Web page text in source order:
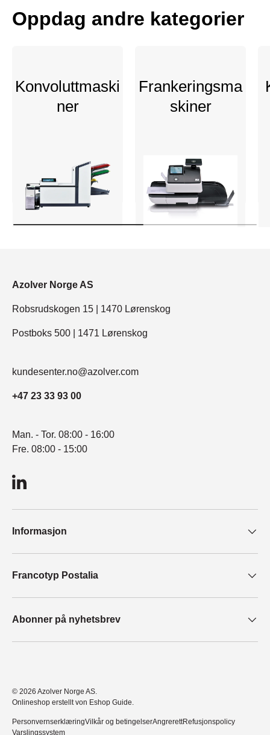
Oppdag andre kategorier
Konvoluttmaski
ner
Frankeringsma
skiner
Azolver Norge AS
Robsrudskogen 15 | 1470 Lørenskog
Postboks 500 | 1471 Lørenskog
kundesenter.no@azolver.com
+47 23 33 93 00
Man. - Tor. 08:00 - 16:00
Fre. 08:00 - 15:00
LinkedIn
Informasjon
Francotyp Postalia
Abonner på nyhetsbrev
© 2026 Azolver Norge AS.
Onlineshop erstellt von Eshop Guide.
PersonvernserklæringVilkår og betingelserAngrerettRefusjonspolicy
Varslingssystem